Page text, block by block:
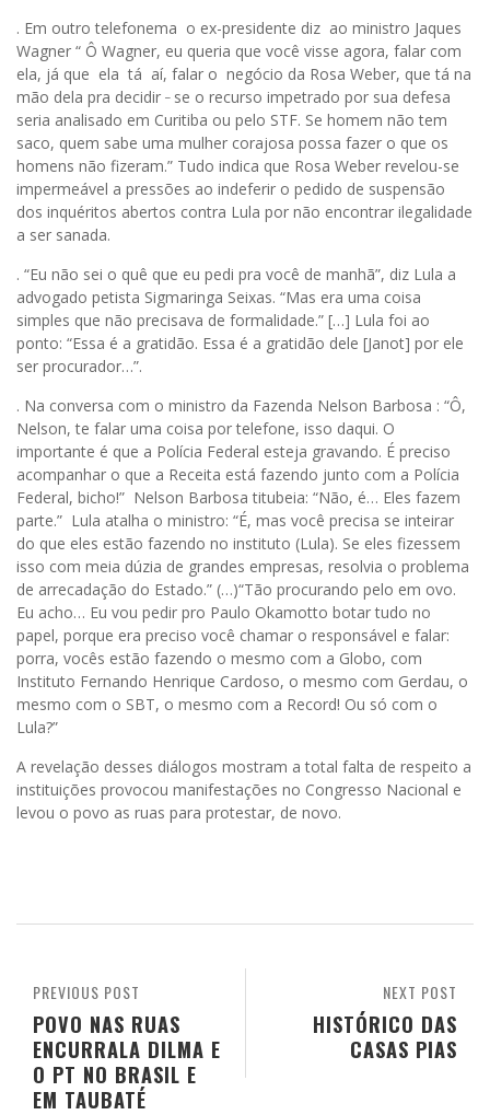
. Em outro telefonema o ex-presidente diz ao ministro Jaques
Wagner “ Ô Wagner, eu queria que você visse agora, falar com
ela, já que ela tá aí, falar o negócio da Rosa Weber, que tá na
mão dela pra decidir ­
se o recurso impetrado por sua defesa
seria analisado em Curitiba ou pelo STF. Se homem não tem
saco, quem sabe uma mulher corajosa possa fazer o que os
homens não fizeram.” Tudo indica que Rosa Weber revelou-se
impermeável a pressões ao indeferir o pedido de suspensão
dos inquéritos abertos contra Lula por não encontrar ilegalidade
a ser sanada.
. “Eu não sei o quê que eu pedi pra você de manhã”, diz Lula a
advogado petista Sigmaringa Seixas. “Mas era uma coisa
simples que não precisava de formalidade.” […] Lula foi ao
ponto: “Essa é a gratidão. Essa é a gratidão dele [Janot] por ele
ser procurador…”.
. Na conversa com o ministro da Fazenda Nelson Barbosa : “Ô,
Nelson, te falar uma coisa por telefone, isso daqui. O
importante é que a Polícia Federal esteja gravando. É preciso
acompanhar o que a Receita está fazendo junto com a Polícia
Federal, bicho!” Nelson Barbosa titubeia: “Não, é… Eles fazem
parte.” Lula atalha o ministro: “É, mas você precisa se inteirar
do que eles estão fazendo no instituto (Lula). Se eles fizessem
isso com meia dúzia de grandes empresas, resolvia o problema
de arrecadação do Estado.” (…)“Tão procurando pelo em ovo.
Eu acho… Eu vou pedir pro Paulo Okamotto botar tudo no
papel, porque era preciso você chamar o responsável e falar:
porra, vocês estão fazendo o mesmo com a Globo, com
Instituto Fernando Henrique Cardoso, o mesmo com Gerdau, o
mesmo com o SBT, o mesmo com a Record! Ou só com o
Lula?”
A revelação desses diálogos mostram a total falta de respeito a
instituições provocou manifestações no Congresso Nacional e
levou o povo as ruas para protestar, de novo.
NEXT POST
HISTÓRICO DAS
CASAS PIAS
PREVIOUS POST
POVO NAS RUAS
ENCURRALA DILMA E
O PT NO BRASIL E
EM TAUBATÉ